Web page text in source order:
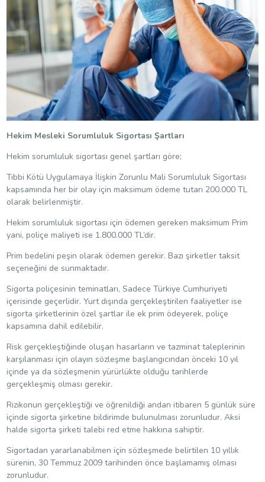
Hekim Mesleki Sorumluluk Sigortası Şartları
Hekim sorumluluk sigortası genel şartları göre;
Tıbbi Kötü Uygulamaya İlişkin Zorunlu Mali Sorumluluk Sigortası
kapsamında her bir olay için maksimum ödeme tutarı 200.000 TL
olarak belirlenmiştir.
Hekim sorumluluk sigortası için ödemen gereken maksimum Prim
yani, poliçe maliyeti ise 1.800.000 TL’dir.
Prim bedelini peşin olarak ödemen gerekir. Bazı şirketler taksit
seçeneğini de sunmaktadır.
Sigorta poliçesinin teminatları, Sadece Türkiye Cumhuriyeti
içerisinde geçerlidir. Yurt dışında gerçekleştirilen faaliyetler ise
sigorta şirketlerinin özel şartlar ile ek prim ödeyerek, poliçe
kapsamına dahil edilebilir.
Risk gerçekleştiğinde oluşan hasarların ve tazminat taleplerinin
karşılanması için olayın sözleşme başlangıcından önceki 10 yıl
içinde ya da sözleşmenin yürürlükte olduğu tarihlerde
gerçekleşmiş olması gerekir.
Rizikonun gerçekleştiği ve öğrenildiği andan itibaren 5 günlük süre
içinde sigorta şirketine bildirimde bulunulması zorunludur. Aksi
halde sigorta şirketi talebi red etme hakkına sahiptir.
Sigortadan yararlanabilmen için sözleşmede belirtilen 10 yıllık
sürenin, 30 Temmuz 2009 tarihinden önce başlamamış olması
zorunludur.